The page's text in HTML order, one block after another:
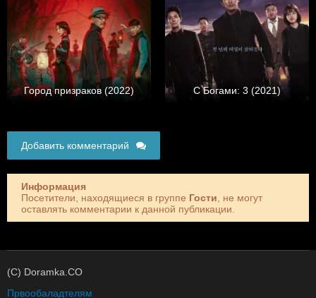
Город призраков (2022) С Богами: 3 (2021)
Добавить комментарий
Информация
Посетители, находящиеся в группе Гости, не могут
оставлять комментарии к данной публикации.
(C) Doramka.CO
Првообаладтелям